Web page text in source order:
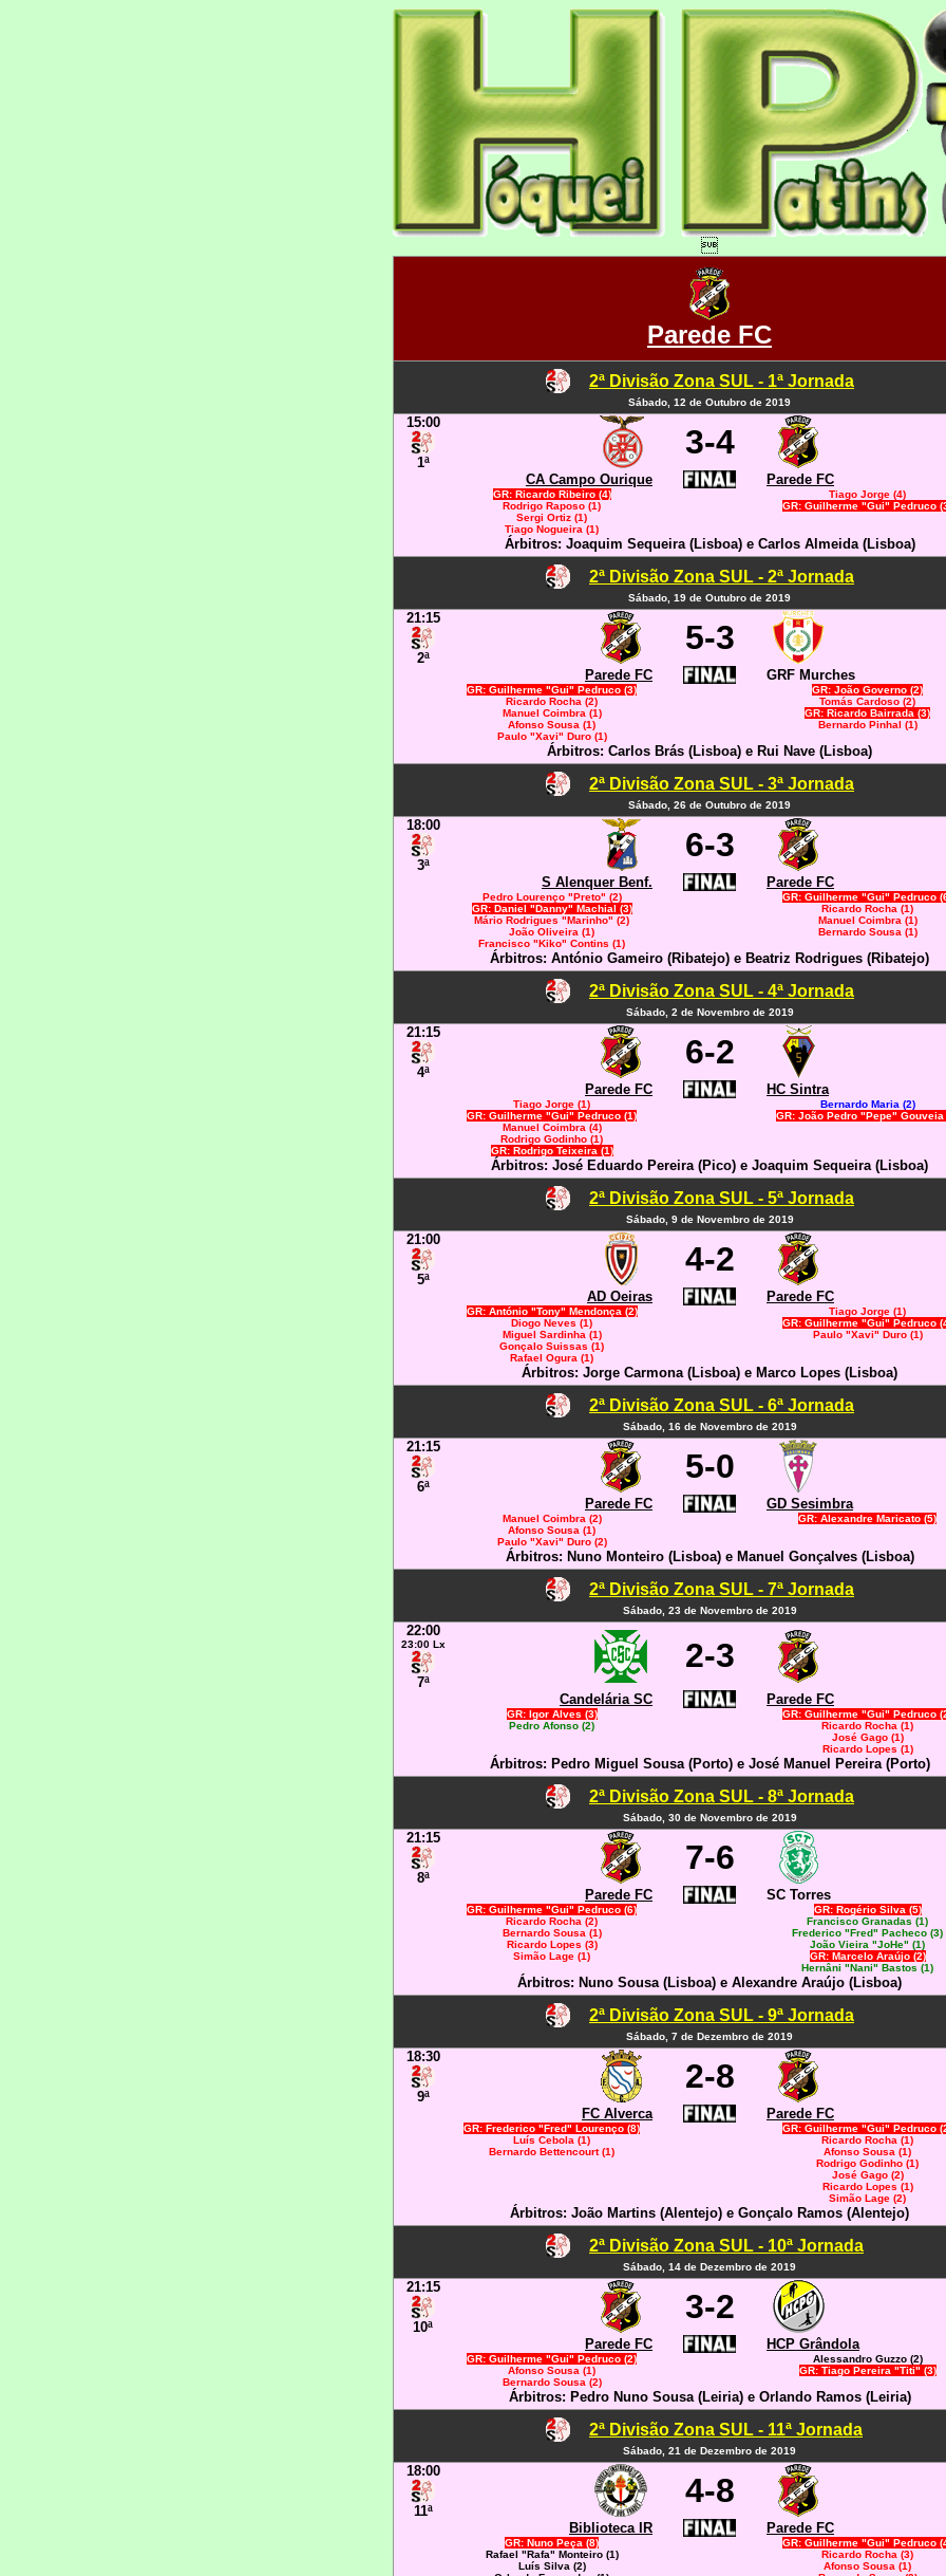

Parede FC
2ª Divisão Zona SUL - 1ª Jornada
Sábado, 12 de Outubro de 2019
15:00
1ª
3-4
CA Campo Ourique Parede FC
GR: Ricardo Ribeiro (4)
Rodrigo Raposo (1)
Sergi Ortiz (1)
Tiago Nogueira (1)
Tiago Jorge (4)
GR: Guilherme "Gui" Pedruco
Árbitros: Joaquim Sequeira (Lisboa) e Carlos Almeida (Lisboa)
2ª Divisão Zona SUL - 2ª Jornada
Sábado, 19 de Outubro de 2019
21:15
2ª
5-3
Parede FC GRF Murches
GR: Guilherme "Gui" Pedruco (3)
Ricardo Rocha (2)
Manuel Coimbra (1)
Afonso Sousa (1)
Paulo "Xavi" Duro (1)
GR: João Governo (2)
Tomás Cardoso (2)
GR: Ricardo Bairrada (3)
Bernardo Pinhal (1)
Árbitros: Carlos Brás (Lisboa) e Rui Nave (Lisboa)
2ª Divisão Zona SUL - 3ª Jornada
Sábado, 26 de Outubro de 2019
18:00
3ª
6-3
S Alenquer Benf. Parede FC
Pedro Lourenço "Preto" (2)
GR: Daniel "Danny" Machial (3)
Mário Rodrigues "Marinho" (2)
João Oliveira (1)
Francisco "Kiko" Contins (1)
GR: Guilherme "Gui" Pedruco
Ricardo Rocha (1)
Manuel Coimbra (1)
Bernardo Sousa (1)
Árbitros: António Gameiro (Ribatejo) e Beatriz Rodrigues (Ribatejo)
2ª Divisão Zona SUL - 4ª Jornada
Sábado, 2 de Novembro de 2019
21:15
4ª
6-2
Parede FC HC Sintra
Tiago Jorge (1)
GR: Guilherme "Gui" Pedruco (1)
Manuel Coimbra (4)
Rodrigo Godinho (1)
GR: Rodrigo Teixeira (1)
Bernardo Maria (2)
GR: João Pedro "Pepe" Gouveia
Árbitros: José Eduardo Pereira (Pico) e Joaquim Sequeira (Lisboa)
2ª Divisão Zona SUL - 5ª Jornada
Sábado, 9 de Novembro de 2019
21:00
5ª
4-2
AD Oeiras Parede FC
GR: António "Tony" Mendonça (2)
Diogo Neves (1)
Miguel Sardinha (1)
Gonçalo Suissas (1)
Rafael Ogura (1)
Tiago Jorge (1)
GR: Guilherme "Gui" Pedruco
Paulo "Xavi" Duro (1)
Árbitros: Jorge Carmona (Lisboa) e Marco Lopes (Lisboa)
2ª Divisão Zona SUL - 6ª Jornada
Sábado, 16 de Novembro de 2019
21:15
6ª
5-0
Parede FC GD Sesimbra
Manuel Coimbra (2)
Afonso Sousa (1)
Paulo "Xavi" Duro (2)
GR: Alexandre Maricato (5)
Árbitros: Nuno Monteiro (Lisboa) e Manuel Gonçalves (Lisboa)
2ª Divisão Zona SUL - 7ª Jornada
Sábado, 23 de Novembro de 2019
22:00
23:00 Lx
7ª
2-3
Candelária SC Parede FC
GR: Igor Alves (3)
Pedro Afonso (2)
GR: Guilherme "Gui" Pedruco
Ricardo Rocha (1)
José Gago (1)
Ricardo Lopes (1)
Árbitros: Pedro Miguel Sousa (Porto) e José Manuel Pereira (Porto)
2ª Divisão Zona SUL - 8ª Jornada
Sábado, 30 de Novembro de 2019
21:15
8ª
7-6
Parede FC SC Torres
GR: Guilherme "Gui" Pedruco (6)
Ricardo Rocha (2)
Bernardo Sousa (1)
Ricardo Lopes (3)
Simão Lage (1)
GR: Rogério Silva (5)
Francisco Granadas (1)
Frederico "Fred" Pacheco (3)
João Vieira "JoHe" (1)
GR: Marcelo Araújo (2)
Hernâni "Nani" Bastos (1)
Árbitros: Nuno Sousa (Lisboa) e Alexandre Araújo (Lisboa)
2ª Divisão Zona SUL - 9ª Jornada
Sábado, 7 de Dezembro de 2019
18:30
9ª
2-8
FC Alverca Parede FC
GR: Frederico "Fred" Lourenço (8)
Luís Cebola (1)
Bernardo Bettencourt (1)
GR: Guilherme "Gui" Pedruco
Ricardo Rocha (1)
Afonso Sousa (1)
Rodrigo Godinho (1)
José Gago (2)
Ricardo Lopes (1)
Simão Lage (2)
Árbitros: João Martins (Alentejo) e Gonçalo Ramos (Alentejo)
2ª Divisão Zona SUL - 10ª Jornada
Sábado, 14 de Dezembro de 2019
21:15
10ª
3-2
Parede FC HCP Grândola
GR: Guilherme "Gui" Pedruco (2)
Afonso Sousa (1)
Bernardo Sousa (2)
Alessandro Guzzo (2)
GR: Tiago Pereira "Titi" (3)
Árbitros: Pedro Nuno Sousa (Leiria) e Orlando Ramos (Leiria)
2ª Divisão Zona SUL - 11ª Jornada
Sábado, 21 de Dezembro de 2019
18:00
11ª
4-8
Biblioteca IR Parede FC
GR: Nuno Peça (8)
Rafael "Rafa" Monteiro (1)
Luís Silva (2)
GR: Guilherme "Gui" Pedruco
Ricardo Rocha (3)
Afonso Sousa (1)